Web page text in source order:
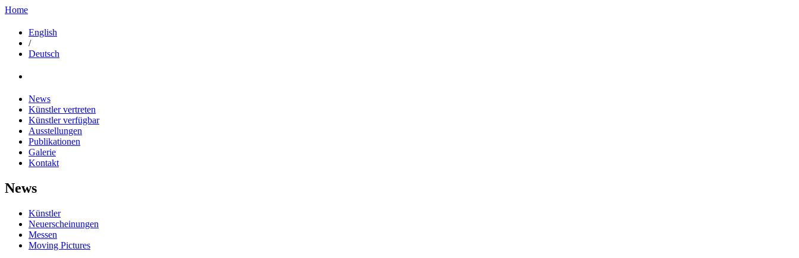
Home
English
/
Deutsch
News
Künstler vertreten
Künstler verfügbar
Ausstellungen
Publikationen
Galerie
Kontakt
News
Künstler
Neuerscheinungen
Messen
Moving Pictures